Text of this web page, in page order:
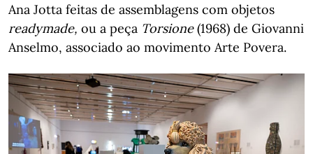
Ana Jotta feitas de assemblagens com objetos
readymade, ou a peça Torsione(1968) de Giovanni
Anselmo, associado ao movimento Arte Povera.